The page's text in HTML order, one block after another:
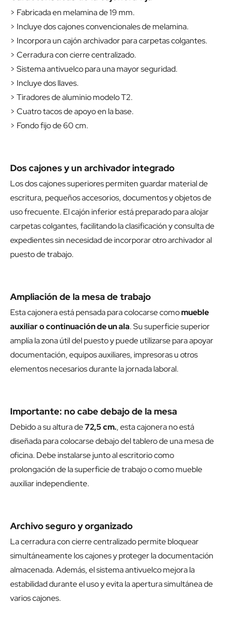
> Fabricada en melamina de 19 mm.
> Incluye dos cajones convencionales de melamina.
> Incorpora un cajón archivador para carpetas colgantes.
> Cerradura con cierre centralizado.
> Sistema antivuelco para una mayor seguridad.
> Incluye dos llaves.
> Tiradores de aluminio modelo T2.
> Cuatro tacos de apoyo en la base.
> Fondo fijo de 60 cm.
Dos cajones y un archivador integrado
Los dos cajones superiores permiten guardar material de
escritura, pequeños accesorios, documentos y objetos de
uso frecuente. El cajón inferior está preparado para alojar
carpetas colgantes, facilitando la clasificación y consulta de
expedientes sin necesidad de incorporar otro archivador al
puesto de trabajo.
Ampliación de la mesa de trabajo
Esta cajonera está pensada para colocarse comomueble
auxiliar o continuación de un ala. Su superficie superior
amplía la zona útil del puesto y puede utilizarse para apoyar
documentación, equipos auxiliares, impresoras u otros
elementos necesarios durante la jornada laboral.
Importante: no cabe debajo de la mesa
Debido a su altura de72,5 cm., esta cajonera no está
diseñada para colocarse debajo del tablero de una mesa de
oficina. Debe instalarse junto al escritorio como
prolongación de la superficie de trabajo o como mueble
auxiliar independiente.
Archivo seguro y organizado
La cerradura con cierre centralizado permite bloquear
simultáneamente los cajones y proteger la documentación
almacenada. Además, el sistema antivuelco mejora la
estabilidad durante el uso y evita la apertura simultánea de
varios cajones.